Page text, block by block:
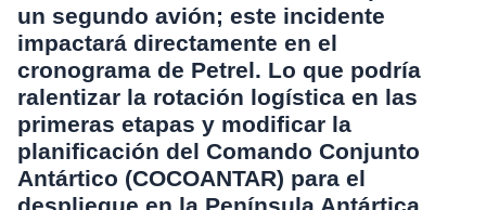
un segundo avión; este incidente
impactará directamente en el
cronograma de Petrel. Lo que podría
ralentizar la rotación logística en las
primeras etapas y modificar la
planificación del Comando Conjunto
Antártico (COCOANTAR) para el